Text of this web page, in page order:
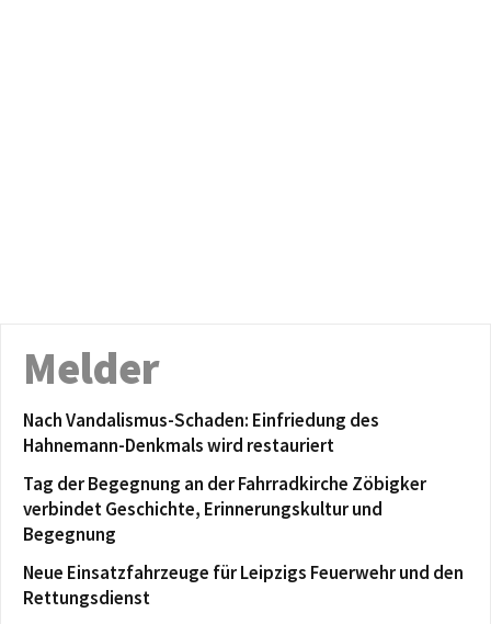
Melder
Nach Vandalismus-Schaden: Einfriedung des
Hahnemann-Denkmals wird restauriert
Tag der Begegnung an der Fahrradkirche Zöbigker
verbindet Geschichte, Erinnerungskultur und
Begegnung
Neue Einsatzfahrzeuge für Leipzigs Feuerwehr und den
Rettungsdienst